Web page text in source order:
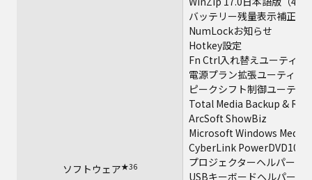
ソフトウェア★36
バッテリー残量表示補正ユ
NumLockお知らせ
Hotkey設定
Fn Ctrl入れ替えユーティリ
電源プラン拡張ユーティリ
ピークシフト制御ユーティ
Total Media Backup &
ArcSoft ShowBiz
Microsoft Windows Media
CyberLink PowerDVD10
プロジェクターヘルパー
USBキーボードヘルパー